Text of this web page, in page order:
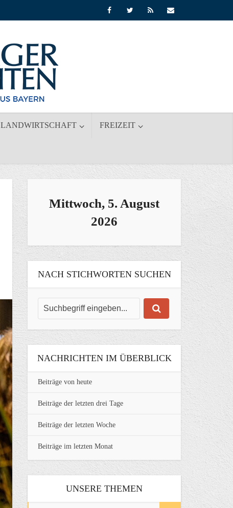
LANDWIRTSCHAFT FREIZEIT
Mittwoch, 5. August
2026
NACH STICHWORTEN SUCHEN
NACHRICHTEN IM ÜBERBLICK
Beiträge von heute
Beiträge der letzten drei Tage
Beiträge der letzten Woche
Beiträge im letzten Monat
UNSERE THEMEN